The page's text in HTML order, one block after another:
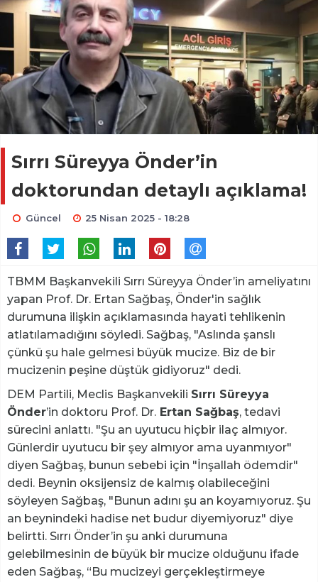
Sırrı Süreyya Önder’in
doktorundan detaylı açıklama!
Güncel 25 Nisan 2025 - 18:28
TBMM Başkanvekili Sırrı Süreyya Önder’in ameliyatını
yapan Prof. Dr. Ertan Sağbaş, Önder'in sağlık
durumuna ilişkin açıklamasında hayati tehlikenin
atlatılamadığını söyledi. Sağbaş, "Aslında şanslı
çünkü şu hale gelmesi büyük mucize. Biz de bir
mucizenin peşine düştük gidiyoruz" dedi.
DEM Partili, Meclis Başkanvekili Sırrı Süreyya
Önder’in doktoru Prof. Dr. Ertan Sağbaş, tedavi
sürecini anlattı. "Şu an uyutucu hiçbir ilaç almıyor.
Günlerdir uyutucu bir şey almıyor ama uyanmıyor"
diyen Sağbaş, bunun sebebi için "İnşallah ödemdir"
dedi. Beynin oksijensiz de kalmış olabileceğini
söyleyen Sağbaş, "Bunun adını şu an koyamıyoruz. Şu
an beynindeki hadise net budur diyemiyoruz" diye
belirtti. Sırrı Önder’in şu anki durumuna
gelebilmesinin de büyük bir mucize olduğunu ifade
eden Sağbaş, “Bu mucizeyi gerçekleştirmeye